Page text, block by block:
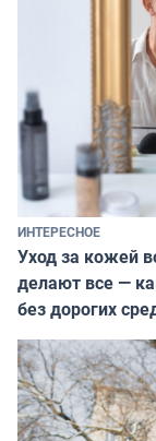
ИНТЕРЕСНОЕ
Уход за кожей
делают все —
без дорогих